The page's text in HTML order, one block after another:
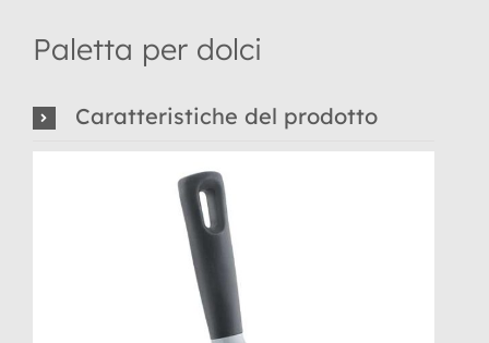
Paletta per dolci
Caratteristiche del prodotto